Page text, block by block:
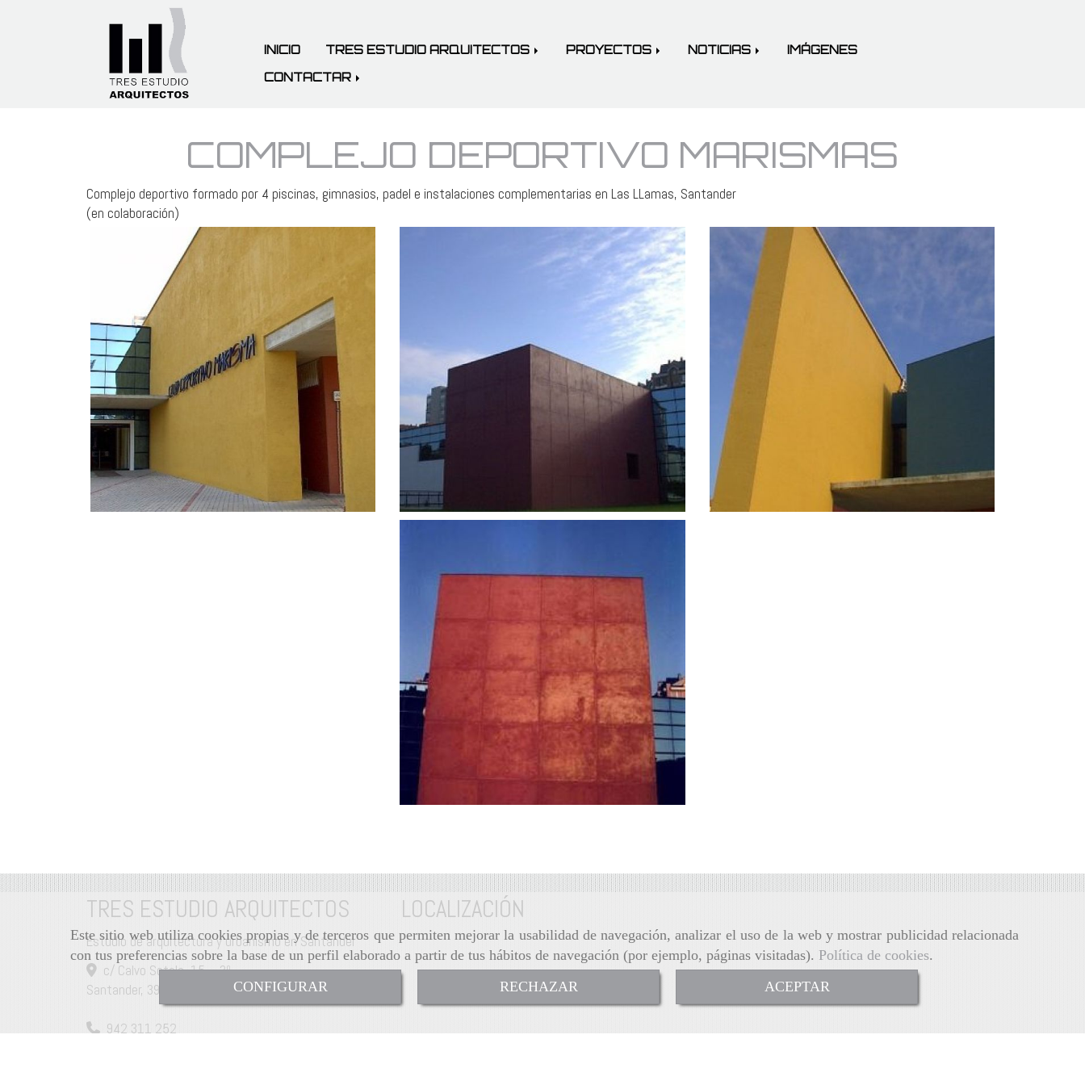
Este sitio web utiliza cookies propias y de terceros que permiten mejorar la usabilidad de navegación, analizar el uso de la web y mostrar publicidad relacionada
con tus preferencias sobre la base de un perfil elaborado a partir de tus hábitos de navegación (por ejemplo, páginas visitadas). Política de cookies.
CONFIGURAR
RECHAZAR ACEPTAR
INICIO TRES ESTUDIO ARQUITECTOS PROYECTOS NOTICIAS
IMÁGENES
CONTACTAR
COMPLEJO DEPORTIVO MARISMAS
Complejo deportivo formado por 4 piscinas, gimnasios, padel e instalaciones complementarias en Las LLamas, Santander
(en colaboración)
Foto 2
TRES ESTUDIO ARQUITECTOS
Estudio de arquitectura y urbanismo en Santander
c/ Calvo Sotelo, 15 – 3º,
Santander, 39002 (Santander)
942 311 252
LOCALIZACIÓN